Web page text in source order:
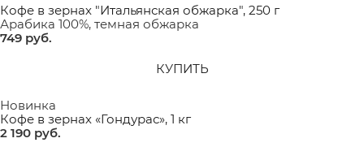
Кофе в зернах "Итальянская обжарка", 250 г
Арабика 100%, темная обжарка
749 руб.
КУПИТЬ
Новинка
Кофе в зернах «Гондурас», 1 кг
2 190 руб.